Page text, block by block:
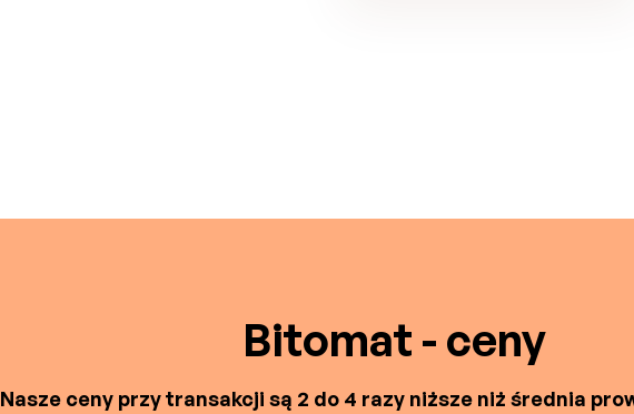
Bitomat - ceny
Nasze ceny przy transakcji są 2 do 4 razy niższe niż średnia